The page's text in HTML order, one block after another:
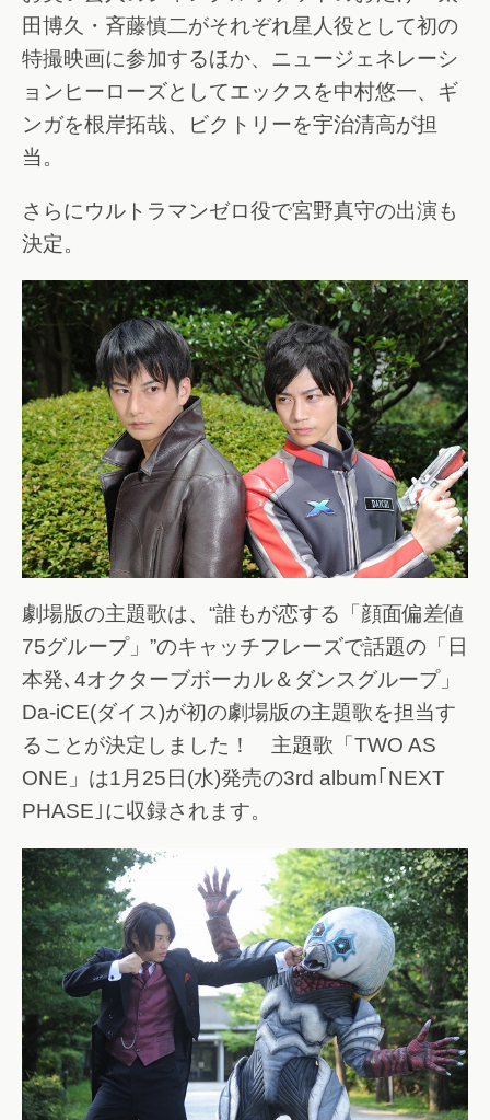
田博久・斉藤慎二がそれぞれ星人役として初の
特撮映画に参加するほか、ニュージェネレーシ
ョンヒーローズとしてエックスを中村悠一、ギ
ンガを根岸拓哉、ビクトリーを宇治清高が担
当。
さらにウルトラマンゼロ役で宮野真守の出演も
決定。
劇場版の主題歌は、“誰もが恋する「顔面偏差値
75グループ」”のキャッチフレーズで話題の「日
本発､4オクターブボーカル＆ダンスグループ」
Da-iCE(ダイス)が初の劇場版の主題歌を担当す
ることが決定しました！ 主題歌「TWO AS
ONE」は1月25日(水)発売の3rd album｢NEXT
PHASE｣に収録されます。